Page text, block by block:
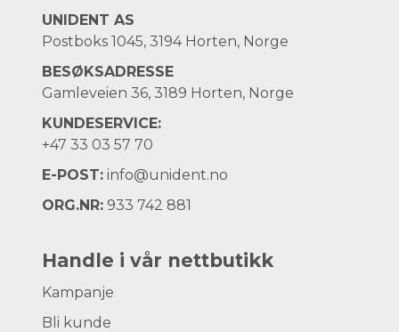
UNIDENT AS
Postboks 1045, 3194 Horten, Norge
BESØKSADRESSE
Gamleveien 36, 3189 Horten, Norge
KUNDESERVICE:
+4733 03 57 70
E-POST: info@unident.no
ORG.NR: 933 742 881
Handle i vår nettbutikk
Kampanje
Bli kunde